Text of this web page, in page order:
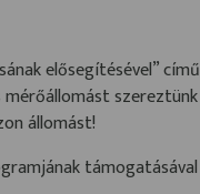
elősegítésével” című
szereztünk
állomást!
támogatásával